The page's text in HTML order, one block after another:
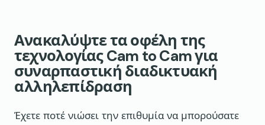
Ανακαλύψτε τα οφέλη της
τεχνολογίας Cam to Cam για
συναρπαστική διαδικτυακή
αλληλεπίδραση
Έχετε ποτέ νιώσει την επιθυμία να μπορούσατε